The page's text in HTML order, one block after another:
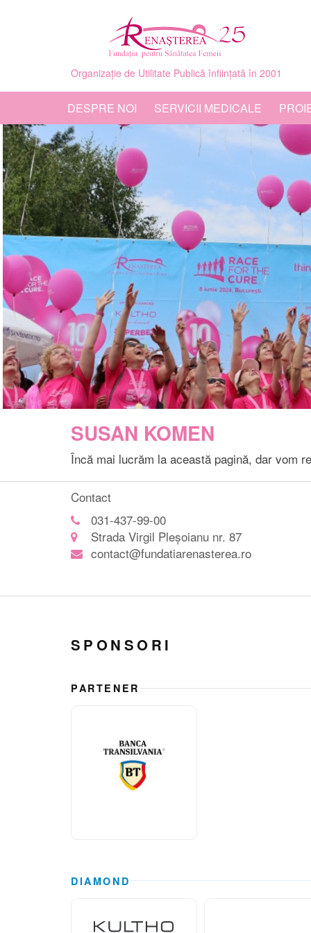
Organizație de Utilitate Publică înființată în 2001
DESPRE NOI SERVICII MEDICALE
SUSAN KOMEN
Încă mai lucrăm la această pagină, dar vom
Contact
031-437-99-00
Strada Virgil Pleșoianu nr. 87
contact@fundatiarenasterea.ro
SPONSORI
PARTENER
DIAMOND